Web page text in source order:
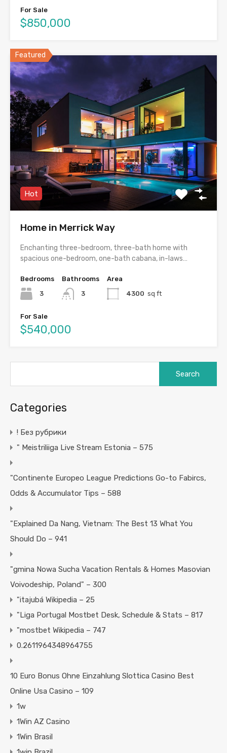
For Sale
$850,000
Featured
Hot
Home in Merrick Way
Enchanting three-bedroom, three-bath home with
spacious one-bedroom, one-bath cabana, in-laws…
Bedrooms
3
Bathrooms
3
Area
4300 sq ft
For Sale
$540,000
Categories
! Без рубрики
"️ Meistriliiga Live Stream Estonia – 575
"Continente Europeo League Predictions Go-to Fabircs,
Odds & Accumulator Tips – 588
"Explained Da Nang, Vietnam: The Best 13 What You
Should Do – 941
"gmina Nowa Sucha Vacation Rentals & Homes Masovian
Voivodeship, Poland" – 300
"itajubá Wikipedia – 25
"Liga Portugal Mostbet Desk, Schedule & Stats – 817
"mostbet Wikipedia – 747
0.2611964348964755
10 Euro Bonus Ohne Einzahlung Slottica Casino Best
Online Usa Casino – 109
1w
1Win AZ Casino
1Win Brasil